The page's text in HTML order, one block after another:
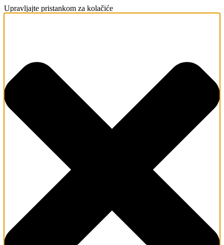
Upravljajte pristankom za kolačiće